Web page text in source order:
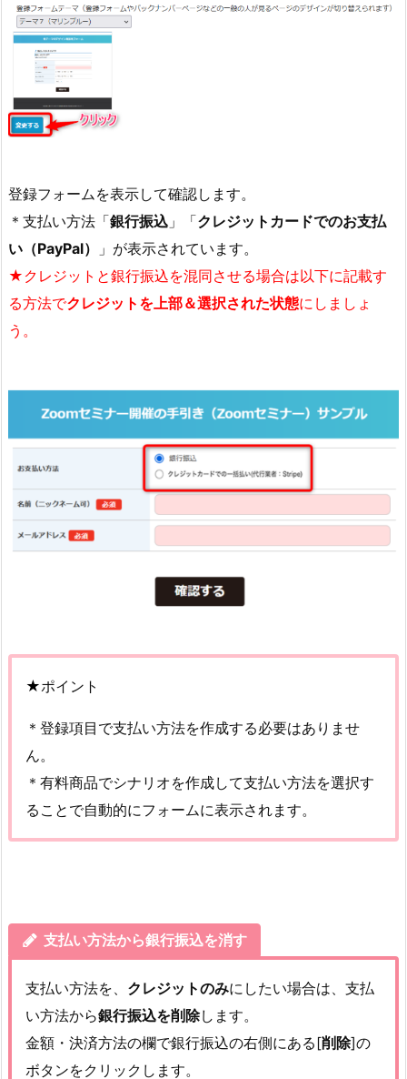
登録フォームを表示して確認します。
＊支払い方法「銀行振込 」「クレジットカードでのお支払
い（PayPal）
」が表示されています。
★クレジットと銀行振込を混同させる場合は以下に記載す
る方法でクレジットを上部＆選択された状態にしましょ
う。
★ポイント
＊登録項目で支払い方法を作成する必要はありませ
ん。
＊有料商品でシナリオを作成して支払い方法を選択す
ることで自動的にフォームに表示されます。
支払い方法から銀行振込を消す
支払い方法を、 クレジットのみにしたい場合は、支払
い方法から銀行振込を削除します。
金額・決済方法の欄で銀行振込の右側にある[削除]の
ボタンをクリックします。